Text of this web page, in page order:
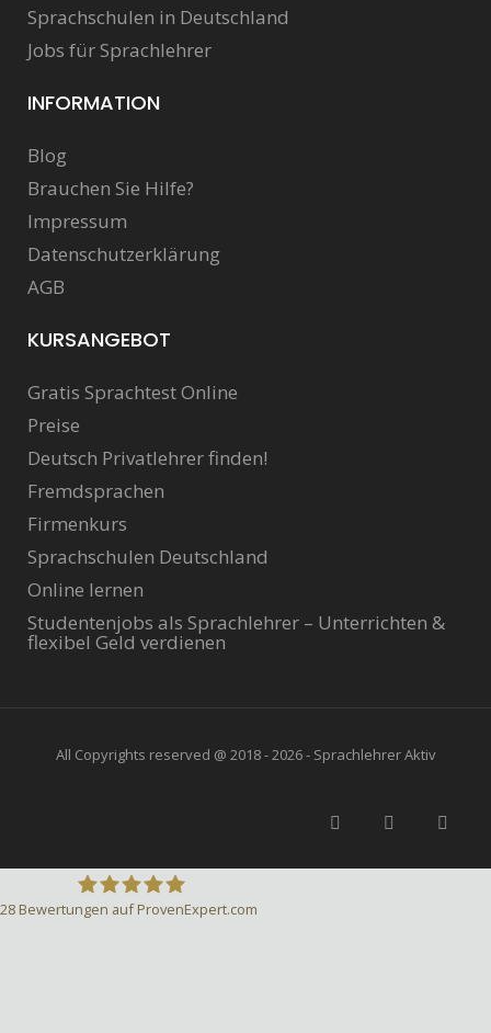
Sprachschulen in Deutschland
Jobs für Sprachlehrer
INFORMATION
Blog
Brauchen Sie Hilfe?
Impressum
Datenschutzerklärung
AGB
KURSANGEBOT
Gratis Sprachtest Online
Preise
Deutsch Privatlehrer finden!
Fremdsprachen
Firmenkurs
Sprachschulen Deutschland
Online lernen
Studentenjobs als Sprachlehrer – Unterrichten &
flexibel Geld verdienen
All Copyrights reserved @ 2018 - 2026 - Sprachlehrer Aktiv
28 Bewertungen auf ProvenExpert.com